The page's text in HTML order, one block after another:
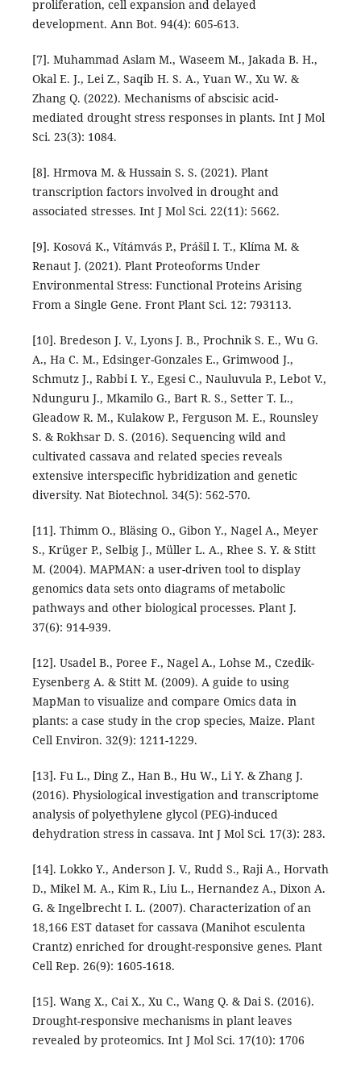
proliferation, cell expansion and delayed
development. Ann Bot. 94(4): 605-613.
[7]. Muhammad Aslam M., Waseem M., Jakada B. H.,
Okal E. J., Lei Z., Saqib H. S. A., Yuan W., Xu W. &
Zhang Q. (2022). Mechanisms of abscisic acid-
mediated drought stress responses in plants. Int J Mol
Sci. 23(3): 1084.
[8]. Hrmova M. & Hussain S. S. (2021). Plant
transcription factors involved in drought and
associated stresses. Int J Mol Sci. 22(11): 5662.
[9]. Kosová K., Vítámvás P., Prášil I. T., Klíma M. &
Renaut J. (2021). Plant Proteoforms Under
Environmental Stress: Functional Proteins Arising
From a Single Gene. Front Plant Sci. 12: 793113.
[10]. Bredeson J. V., Lyons J. B., Prochnik S. E., Wu G.
A., Ha C. M., Edsinger-Gonzales E., Grimwood J.,
Schmutz J., Rabbi I. Y., Egesi C., Nauluvula P., Lebot V.,
Ndunguru J., Mkamilo G., Bart R. S., Setter T. L.,
Gleadow R. M., Kulakow P., Ferguson M. E., Rounsley
S. & Rokhsar D. S. (2016). Sequencing wild and
cultivated cassava and related species reveals
extensive interspecific hybridization and genetic
diversity. Nat Biotechnol. 34(5): 562-570.
[11]. Thimm O., Bläsing O., Gibon Y., Nagel A., Meyer
S., Krüger P., Selbig J., Müller L. A., Rhee S. Y. & Stitt
M. (2004). MAPMAN: a user-driven tool to display
genomics data sets onto diagrams of metabolic
pathways and other biological processes. Plant J.
37(6): 914-939.
[12]. Usadel B., Poree F., Nagel A., Lohse M., Czedik-
Eysenberg A. & Stitt M. (2009). A guide to using
MapMan to visualize and compare Omics data in
plants: a case study in the crop species, Maize. Plant
Cell Environ. 32(9): 1211-1229.
[13]. Fu L., Ding Z., Han B., Hu W., Li Y. & Zhang J.
(2016). Physiological investigation and transcriptome
analysis of polyethylene glycol (PEG)-induced
dehydration stress in cassava. Int J Mol Sci. 17(3): 283.
[14]. Lokko Y., Anderson J. V., Rudd S., Raji A., Horvath
D., Mikel M. A., Kim R., Liu L., Hernandez A., Dixon A.
G. & Ingelbrecht I. L. (2007). Characterization of an
18,166 EST dataset for cassava (Manihot esculenta
Crantz) enriched for drought-responsive genes. Plant
Cell Rep. 26(9): 1605-1618.
[15]. Wang X., Cai X., Xu C., Wang Q. & Dai S. (2016).
Drought-responsive mechanisms in plant leaves
revealed by proteomics. Int J Mol Sci. 17(10): 1706